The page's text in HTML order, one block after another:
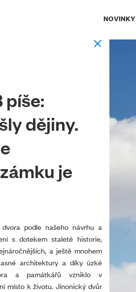
NOVINKY
píše:
dějiny.
je
podle našeho návrhu a
s dotekem staleté historie,
a ještě mnohem
architektury a díky úzké
a památkářů vzniklo v
místo k životu. Jinonický dvůr